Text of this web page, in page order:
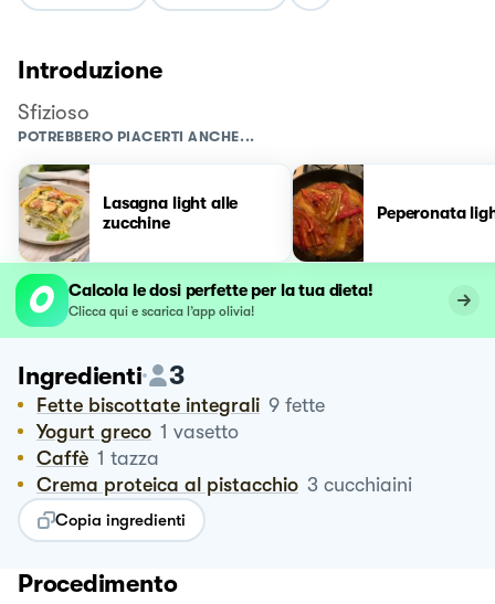
Introduzione
Sfizioso
POTREBBERO PIACERTI ANCHE...
Lasagna light alle
zucchine
Peperonata
Calcola le dosi perfette per la tua dieta!
Clicca qui e scarica l’app olivia!
Ingredienti 3
Fette biscottate integrali 9 fette
Yogurt greco 1 vasetto
Caffè 1 tazza
Crema proteica al pistacchio 3 cucchiaini
Copia ingredienti
Procedimento